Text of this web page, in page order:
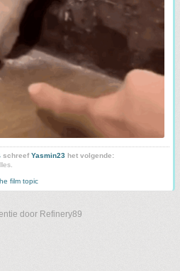
schreefYasmin23 het volgende:
film topic
door Refinery89